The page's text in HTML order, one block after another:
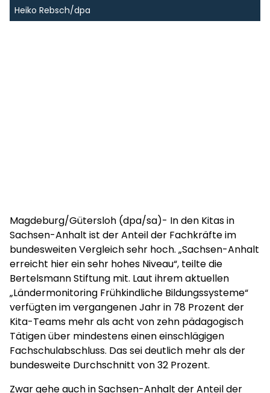
Heiko Rebsch/dpa
Magdeburg/Gütersloh (dpa/sa)- In den Kitas in
Sachsen-Anhalt ist der Anteil der Fachkräfte im
bundesweiten Vergleich sehr hoch. „Sachsen-Anhalt
erreicht hier ein sehr hohes Niveau“, teilte die
Bertelsmann Stiftung mit. Laut ihrem aktuellen
„Ländermonitoring Frühkindliche Bildungssysteme“
verfügten im vergangenen Jahr in 78 Prozent der
Kita-Teams mehr als acht von zehn pädagogisch
Tätigen über mindestens einen einschlägigen
Fachschulabschluss. Das sei deutlich mehr als der
bundesweite Durchschnitt von 32 Prozent.
Zwar gehe auch in Sachsen-Anhalt der Anteil der